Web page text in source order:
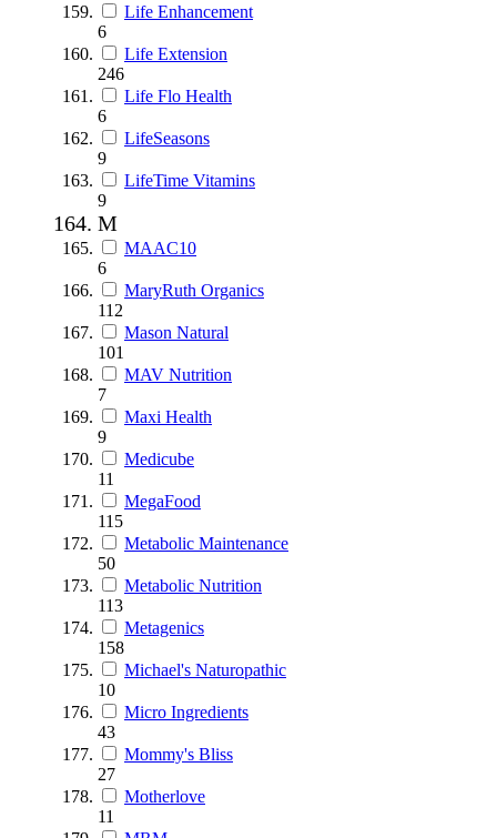
Life Enhancement
6
Life Extension
246
Life Flo Health
6
LifeSeasons
9
LifeTime Vitamins
9
M
MAAC10
6
MaryRuth Organics
112
Mason Natural
101
MAV Nutrition
7
Maxi Health
9
Medicube
11
MegaFood
115
Metabolic Maintenance
50
Metabolic Nutrition
113
Metagenics
158
Michael's Naturopathic
10
Micro Ingredients
43
Mommy's Bliss
27
Motherlove
11